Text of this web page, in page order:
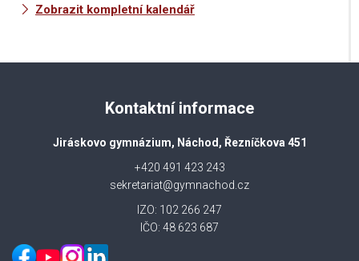
Zobrazit kompletní kalendář
Kontaktní informace
Jiráskovo gymnázium, Náchod, Řezníčkova 451
+420 491 423 243
sekretariat@gymnachod.cz
IZO: 102 266 247
IČO: 48 623 687